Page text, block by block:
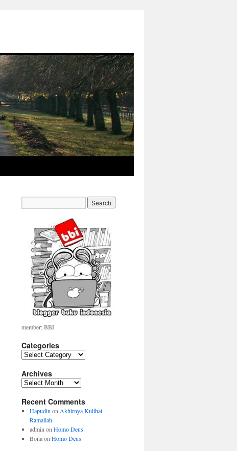
member: BBI
Categories
Categories
Archives
Archives
Recent Comments
Hapudin on Akhirnya Kulihat
Ramallah
admin on Homo Deus
Bonaon Homo Deus